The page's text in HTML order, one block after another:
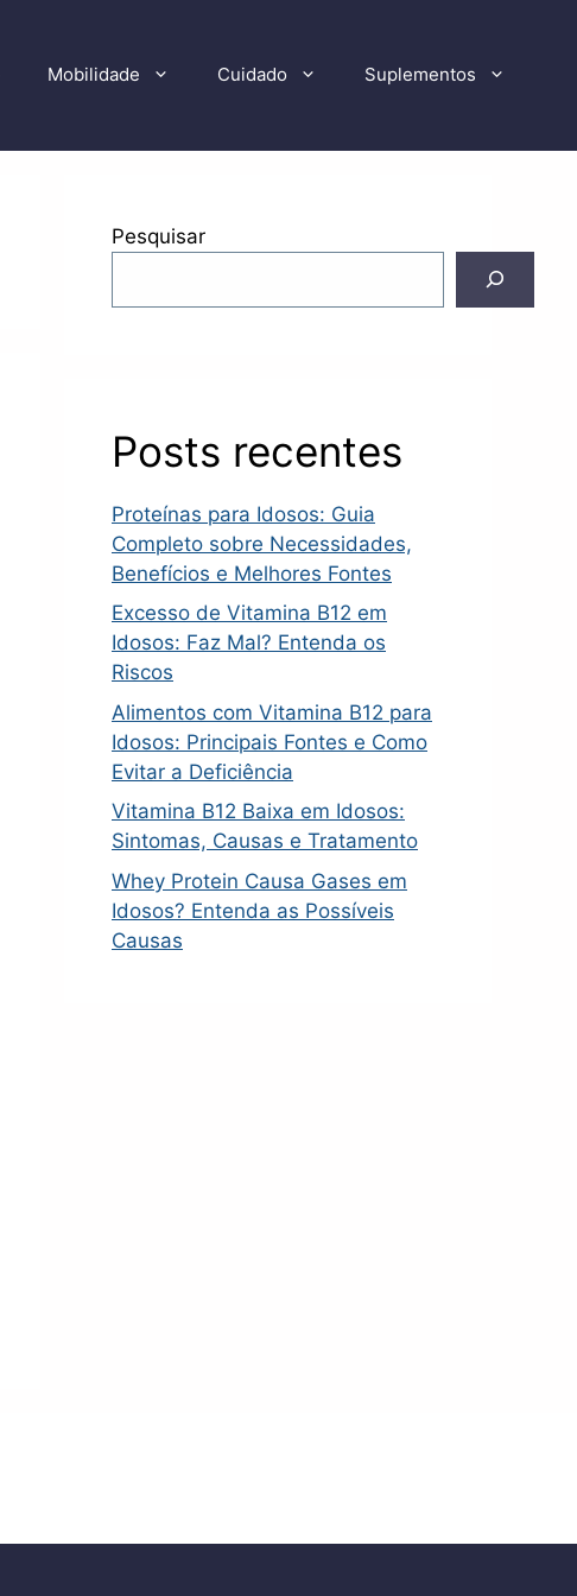
Mobilidade Cuidado Suplementos
Pesquisar
Posts recentes
Proteínas para Idosos: Guia
Completo sobre Necessidades,
Benefícios e Melhores Fontes
Excesso de Vitamina B12 em
Idosos: Faz Mal? Entenda os
Riscos
Alimentos com Vitamina B12 para
Idosos: Principais Fontes e Como
Evitar a Deficiência
Vitamina B12 Baixa em Idosos:
Sintomas, Causas e Tratamento
Whey Protein Causa Gases em
Idosos? Entenda as Possíveis
Causas